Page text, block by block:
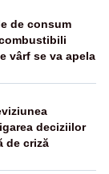
de consum
vârf se va apela
deciziilor
de criză